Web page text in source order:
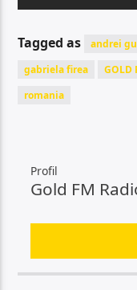
Tagged as andrei
gabriela firea
GOLD
romania
Profil
Gold FM